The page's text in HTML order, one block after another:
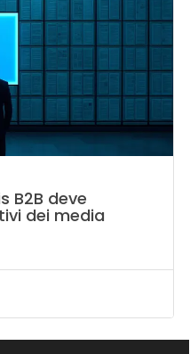
B2B deve
dei media